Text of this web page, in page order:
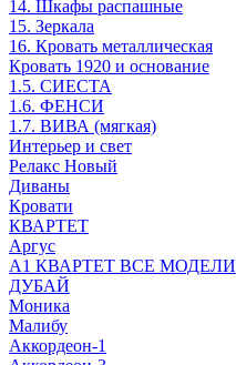
14. Шкафы распашные
15. Зеркала
16. Кровать металлическая
Кровать 1920 и основание
1.5. СИЕСТА
1.6. ФЕНСИ
1.7. ВИВА (мягкая)
Интерьер и свет
Релакс Новый
Диваны
Кровати
КВАРТЕТ
Аргус
А1 КВАРТЕТ ВСЕ МОДЕЛИ
ДУБАЙ
Моника
Малибу
Аккордеон-1